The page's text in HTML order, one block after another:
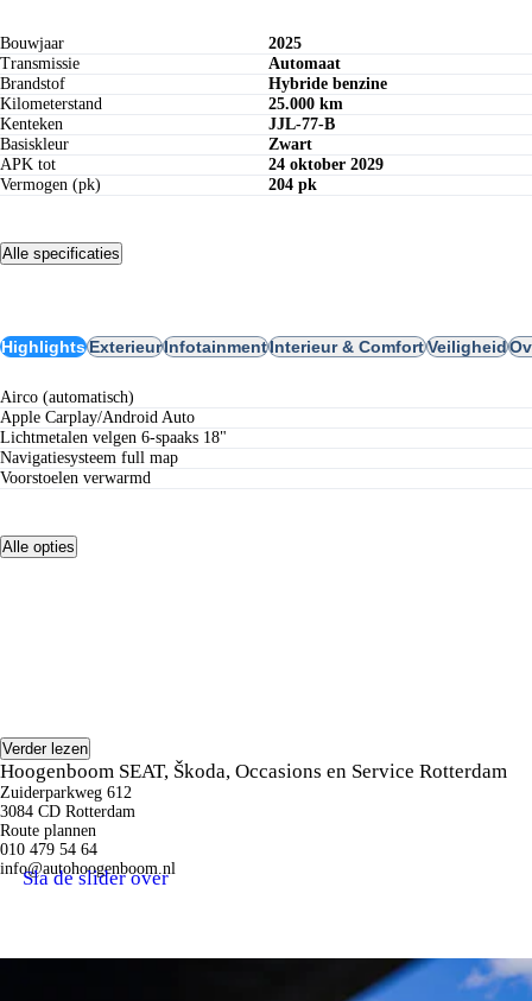
Bouwjaar
2025
Transmissie
Automaat
Brandstof
Hybride benzine
Kilometerstand
25.000 km
Kenteken
JJL-77-B
Basiskleur
Zwart
APK tot
24 oktober 2029
Vermogen (pk)
204 pk
Alle specificaties
HighlightsExterieurInfotainmentInterieur & ComfortVeiligheid
airco (automatisch)
Apple Carplay/Android Auto
lichtmetalen velgen 6-spaaks 18"
navigatiesysteem full map
voorstoelen verwarmd
Alle opties
Verder lezen
Hoogenboom SEAT, Škoda, Occasions en Service Rotterdam
Zuiderparkweg 612
3084 CD Rotterdam
Route plannen
010 479 54 64
info@autohoogenboom.nl
Benieuwd naar de beste
Sla de slider over